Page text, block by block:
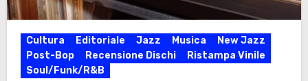
Cultura Editoriale Jazz Musica
New Jazz
Post-Bop
Recensione Dischi
Ristampa Vinile
Soul/Funk/R&B